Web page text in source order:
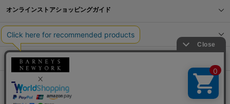
オンラインストアショッピングガイド
店舗情報
サービス